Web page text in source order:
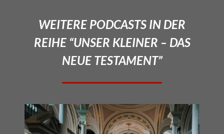
WEITERE PODCASTS IN DER
REIHE “UNSER KLEINER – DAS
NEUE TESTAMENT”